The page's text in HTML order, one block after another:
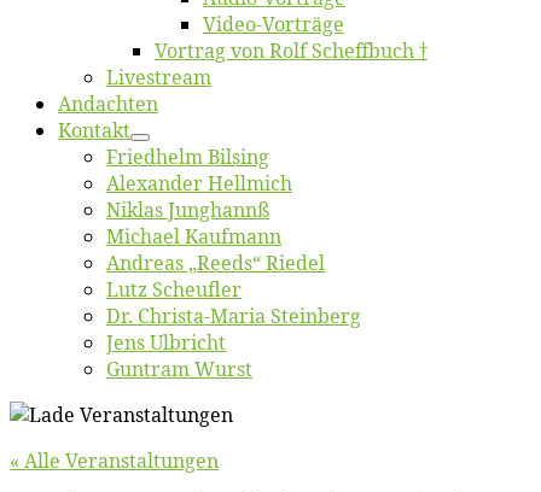
Vi­deo-Vor­trä­ge
Vor­trag von Rolf Scheffbuch †
Live­stream
An­dach­ten
Kon­takt
Fried­helm Bilsing
Alex­an­der Hellmich
Ni­klas Junghannß
Mi­cha­el Kaufmann
An­dre­as „Reeds“ Riedel
Lutz Scheuf­ler
Dr. Chris­­ta-Ma­ria Steinberg
Jens Ulb­richt
Gun­tram Wurst
« Alle Veranstaltungen